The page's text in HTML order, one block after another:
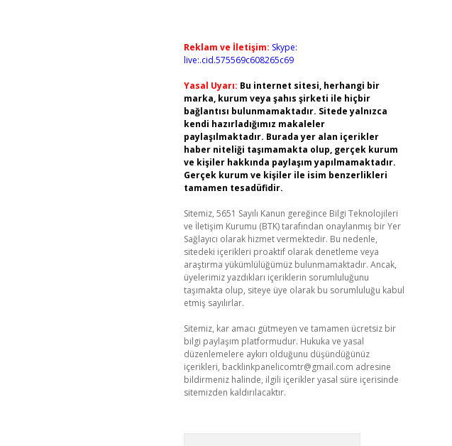
Reklam ve İletişim: Skype:
live:.cid.575569c608265c69
Yasal Uyarı: Bu internet sitesi, herhangi bir
marka, kurum veya şahıs şirketi ile hiçbir
bağlantısı bulunmamaktadır. Sitede yalnızca
kendi hazırladığımız makaleler
paylaşılmaktadır. Burada yer alan içerikler
haber niteliği taşımamakta olup, gerçek kurum
ve kişiler hakkında paylaşım yapılmamaktadır.
Gerçek kurum ve kişiler ile isim benzerlikleri
tamamen tesadüfidir.
Sitemiz, 5651 Sayılı Kanun gereğince Bilgi Teknolojileri
ve İletişim Kurumu (BTK) tarafından onaylanmış bir Yer
Sağlayıcı olarak hizmet vermektedir. Bu nedenle,
sitedeki içerikleri proaktif olarak denetleme veya
araştırma yükümlülüğümüz bulunmamaktadır. Ancak,
üyelerimiz yazdıkları içeriklerin sorumluluğunu
taşımakta olup, siteye üye olarak bu sorumluluğu kabul
etmiş sayılırlar.
Sitemiz, kar amacı gütmeyen ve tamamen ücretsiz bir
bilgi paylaşım platformudur. Hukuka ve yasal
düzenlemelere aykırı olduğunu düşündüğünüz
içerikleri, backlinkpanelicomtr@gmail.com adresine
bildirmeniz halinde, ilgili içerikler yasal süre içerisinde
sitemizden kaldırılacaktır.